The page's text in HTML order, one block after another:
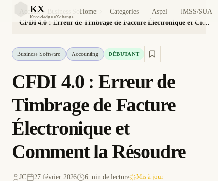
KX
Knowledge eXchange
Home Categories Aspel IMSS/SUA
Accueil
Business Software
CFDI 4.0 : Erreur de Timbrage de Facture Électronique et Comment la Résoudre
Business Software Accounting DÉBUTANT
CFDI 4.0 : Erreur de
Timbrage de Facture
Électronique et
Comment la Résoudre
JC 27 février 2026 6 min de lecture Mis à jour